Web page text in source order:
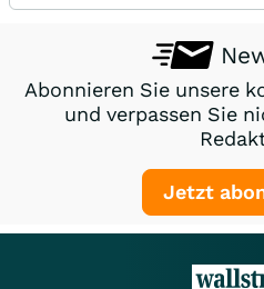
Abonnieren Sie unsere
und verpassen Sie
Jetzt